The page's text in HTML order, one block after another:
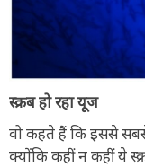
स्क्रब हो रहा यूज
वो कहते हैं कि इससे सबसे
क्योंकि कहीं न कहीं ये